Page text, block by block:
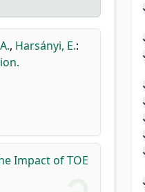
, Harsányi, E.:
Impact of TOE